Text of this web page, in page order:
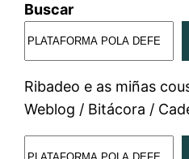
Buscar
Ribadeo e as miñas
Weblog / Bitácora /